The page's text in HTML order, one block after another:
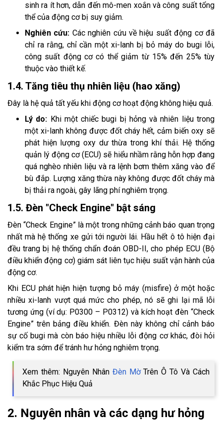
sinh ra ít hơn, dẫn đến mô-men xoắn và công suất tổng
thể của động cơ bị suy giảm.
Nghiên cứu: Các nghiên cứu về hiệu suất động cơ đã
chỉ ra rằng, chỉ cần một xi-lanh bị bỏ máy do bugi lỗi,
công suất động cơ có thể giảm từ 15% đến 25% tùy
thuộc vào thiết kế.
1.4. Tăng tiêu thụ nhiên liệu (hao xăng)
Đây là hệ quả tất yếu khi động cơ hoạt động không hiệu quả.
Lý do: Khi một chiếc bugi bị hỏng và nhiên liệu trong
một xi-lanh không được đốt cháy hết, cảm biến oxy sẽ
phát hiện lượng oxy dư thừa trong khí thải. Hệ thống
quản lý động cơ (ECU) sẽ hiểu nhầm rằng hỗn hợp đang
quá nghèo nhiên liệu và ra lệnh bơm thêm xăng vào để
bù đắp. Lượng xăng thừa này không được đốt cháy mà
bị thải ra ngoài, gây lãng phí nghiêm trọng.
1.5. Đèn "Check Engine" bật sáng
Đèn “Check Engine” là một trong những cảnh báo quan trọng
nhất mà hệ thống xe gửi tới người lái. Hầu hết ô tô hiện đại
đều trang bị hệ thống chẩn đoán OBD-II, cho phép ECU (Bộ
điều khiển động cơ) giám sát liên tục hiệu suất vận hành của
động cơ.
Khi ECU phát hiện hiện tượng bỏ máy (misfire) ở một hoặc
nhiều xi-lanh vượt quá mức cho phép, nó sẽ ghi lại mã lỗi
tương ứng (ví dụ: P0300 – P0312) và kích hoạt đèn “Check
Engine” trên bảng điều khiển. Đèn này không chỉ cảnh báo
sự cố bugi mà còn báo hiệu nhiều lỗi động cơ khác, đòi hỏi
kiểm tra sớm để tránh hư hỏng nghiêm trọng.
Xem thêm: Nguyên Nhân Đèn MờTrên Ô Tô Và Cách
Khắc Phục Hiệu Quả
2. Nguyên nhân và các dạng hư hỏng